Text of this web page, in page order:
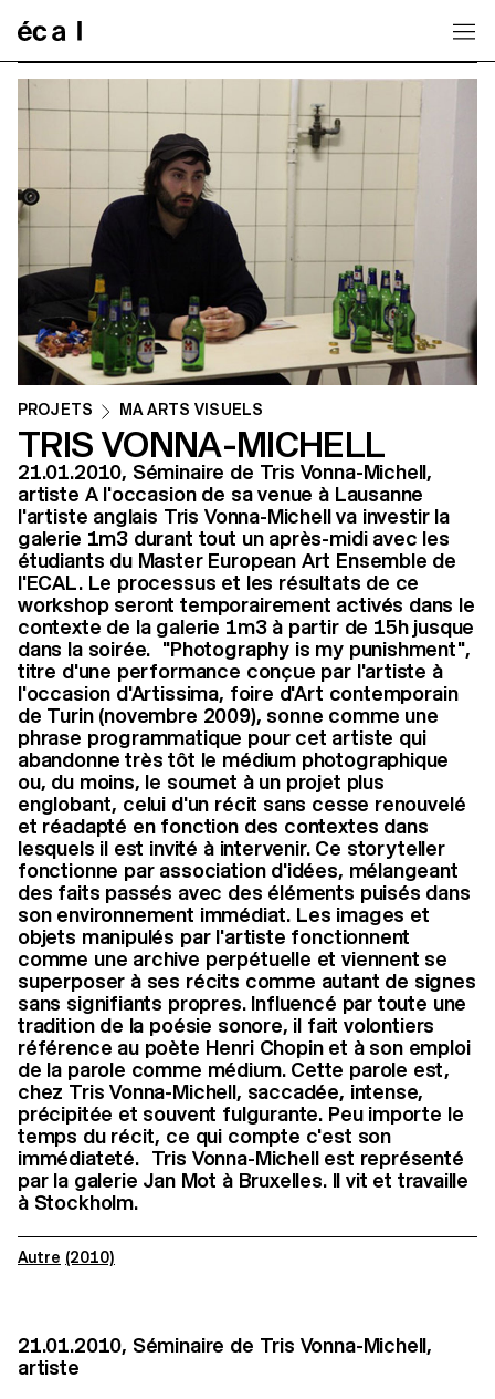
PROJETS MA ARTS VISUELS
TRIS VONNA-MICHELL
21.01.2010, Séminaire de Tris Vonna-Michell,
artiste A l'occasion de sa venue à Lausanne
l'artiste anglais Tris Vonna-Michell va investir la
galerie 1m3 durant tout un après-midi avec les
étudiants du Master European Art Ensemble de
l'ECAL. Le processus et les résultats de ce
workshop seront temporairement activés dans le
contexte de la galerie 1m3 à partir de 15h jusque
dans la soirée. "Photography is my punishment",
titre d'une performance conçue par l'artiste à
l'occasion d'Artissima, foire d'Art contemporain
de Turin (novembre 2009), sonne comme une
phrase programmatique pour cet artiste qui
abandonne très tôt le médium photographique
ou, du moins, le soumet à un projet plus
englobant, celui d'un récit sans cesse renouvelé
et réadapté en fonction des contextes dans
lesquels il est invité à intervenir. Ce storyteller
fonctionne par association d'idées, mélangeant
des faits passés avec des éléments puisés dans
son environnement immédiat. Les images et
objets manipulés par l'artiste fonctionnent
comme une archive perpétuelle et viennent se
superposer à ses récits comme autant de signes
sans signifiants propres. Influencé par toute une
tradition de la poésie sonore, il fait volontiers
référence au poète Henri Chopin et à son emploi
de la parole comme médium. Cette parole est,
chez Tris Vonna-Michell, saccadée, intense,
précipitée et souvent fulgurante. Peu importe le
temps du récit, ce qui compte c'est son
immédiateté. Tris Vonna-Michell est représenté
par la galerie Jan Mot à Bruxelles. Il vit et travaille
à Stockholm.
Autre (2010)
21.01.2010, Séminaire de Tris Vonna-Michell,
artiste